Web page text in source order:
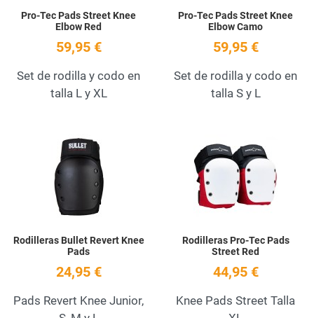
Pro-Tec Pads Street Knee
Elbow Red
59,95 €
Set de rodilla y codo en
talla L y XL
Pro-Tec Pads Street Knee
Elbow Camo
59,95 €
Set de rodilla y codo en
talla S y L
Add to Wishlist
Quick View
Rodilleras Bullet Revert Knee
Pads
24,95 €
Pads Revert Knee Junior,
Rodilleras Pro-Tec Pads
Street Red
44,95 €
Knee Pads Street Talla